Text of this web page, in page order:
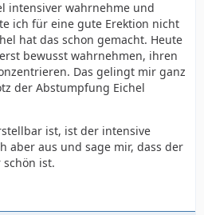
intensiver wahrnehme und
ich für eine gute Erektion nicht
hat das schon gemacht. Heute
bewusst wahrnehmen, ihren
Das gelingt mir ganz
der Abstumpfung Eichel
ist, ist der intensive
aber aus und sage mir, dass der
ist.